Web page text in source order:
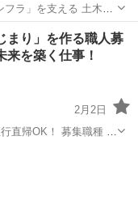
ラ」を支える 土木技
・設計・積算 のご経
経験は必要ありませ
まり」を作る職人募
来を築く仕事！
2月2日
募集職種 解